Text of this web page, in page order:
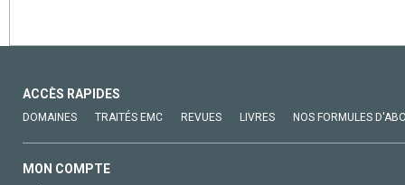
ACCÈS RAPIDES
DOMAINES TRAITÉS EMC REVUES LIVRES NOS FORMULES
MON COMPTE